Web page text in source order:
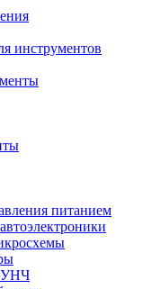
инструментов
питанием
УНЧ